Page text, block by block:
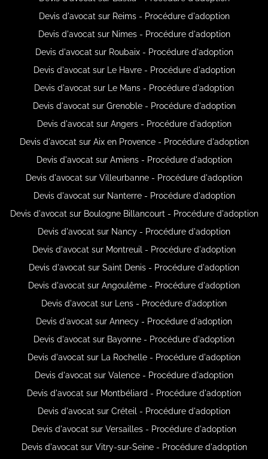
Devis d'avocat sur Reims - Procédure d'adoption
Devis d'avocat sur Nimes - Procédure d'adoption
Devis d'avocat sur Roubaix - Procédure d'adoption
Devis d'avocat sur Le Havre - Procédure d'adoption
Devis d'avocat sur Le Mans - Procédure d'adoption
Devis d'avocat sur Grenoble - Procédure d'adoption
Devis d'avocat sur Angers - Procédure d'adoption
Devis d'avocat sur Aix en Provence - Procédure d'adoption
Devis d'avocat sur Amiens - Procédure d'adoption
Devis d'avocat sur Villeurbanne - Procédure d'adoption
Devis d'avocat sur Nanterre - Procédure d'adoption
Devis d'avocat sur Boulogne Billancourt - Procédure d'adoption
Devis d'avocat sur Nancy - Procédure d'adoption
Devis d'avocat sur Montreuil - Procédure d'adoption
Devis d'avocat sur Saint Denis - Procédure d'adoption
Devis d'avocat sur Angoulême - Procédure d'adoption
Devis d'avocat sur Lens - Procédure d'adoption
Devis d'avocat sur Annecy - Procédure d'adoption
Devis d'avocat sur Bayonne - Procédure d'adoption
Devis d'avocat sur La Rochelle - Procédure d'adoption
Devis d'avocat sur Valence - Procédure d'adoption
Devis d'avocat sur Montbéliard - Procédure d'adoption
Devis d'avocat sur Créteil - Procédure d'adoption
Devis d'avocat sur Versailles - Procédure d'adoption
Devis d'avocat sur Vitry-sur-Seine - Procédure d'adoption